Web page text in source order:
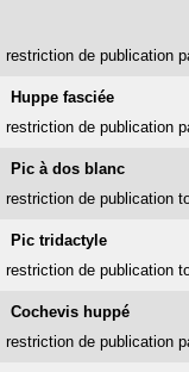
restriction de publication
Huppe fasciée
restriction de publication
Pic à dos blanc
restriction de publication
Pic tridactyle
restriction de publication
Cochevis huppé
restriction de publication